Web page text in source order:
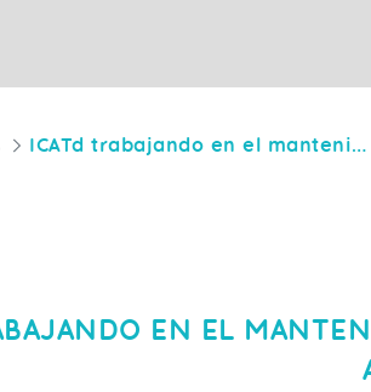
ICATd trabajando en el mantenimiento correctivo y evolutivo del aplicativo ARGOS de la DGP.
EN EL